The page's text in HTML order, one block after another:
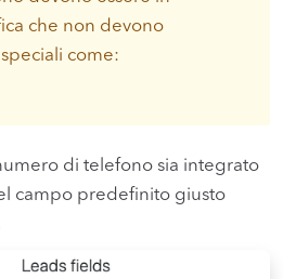
che non devono
come:
di telefono sia integrato
campo predefinito giusto